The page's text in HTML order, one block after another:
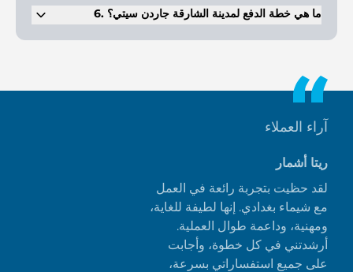
6. ما هي خطة الدفع لمدينة الشارقة جاردن سيتي؟
آراء العملاء
ريتا أشمار
لقد حظيت بتجربة رائعة في العمل
مع شيماء بغدادي. إنها لطيفة للغاية،
ومهنية، وداعمة طوال العملية.
أرشدتني في كل خطوة، وأجابت
على جميع استفساراتي بسرعة،